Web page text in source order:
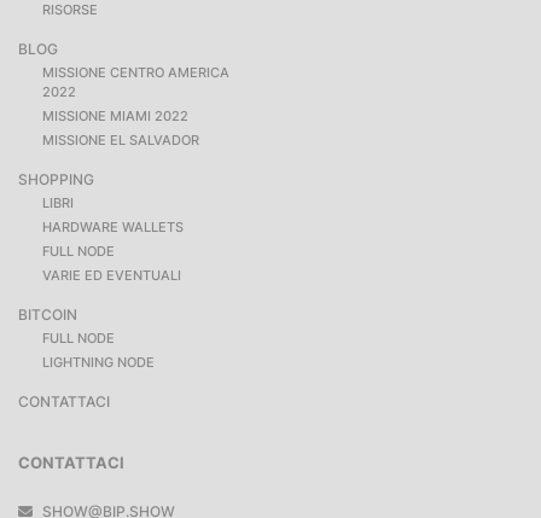
RISORSE
BLOG
MISSIONE CENTRO AMERICA
2022
MISSIONE MIAMI 2022
MISSIONE EL SALVADOR
SHOPPING
LIBRI
HARDWARE WALLETS
FULL NODE
VARIE ED EVENTUALI
BITCOIN
FULL NODE
LIGHTNING NODE
CONTATTACI
CONTATTACI
SHOW@BIP.SHOW